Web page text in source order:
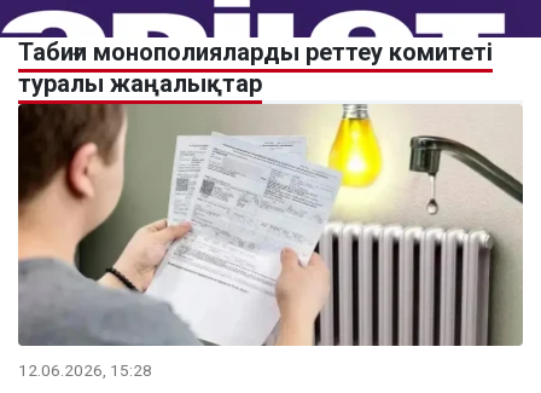
Табиғи монополияларды реттеу комитеті
туралы жаңалықтар
12.06.2026, 15:28